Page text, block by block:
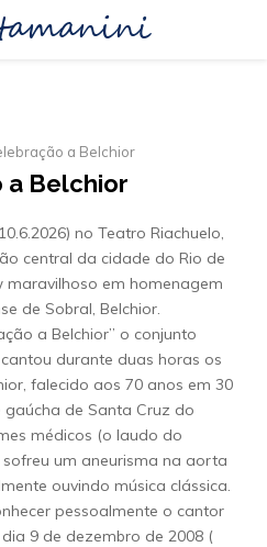
a Belchior
a Belchior
no Teatro Riachuelo,
central da cidade do Rio de
maravilhoso em homenagem
de Sobral, Belchior.
a Belchior” o conjunto
durante duas horas os
falecido aos 70 anos em 30
de Santa Cruz do
médicos (o laudo do
sofreu um aneurisma na aorta
ouvindo música clássica.
pessoalmente o cantor
9 de dezembro de 2008 (